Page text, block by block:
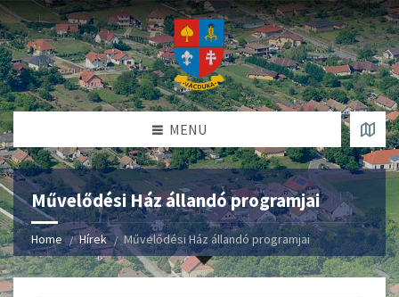
MENU
Művelődési Ház állandó programjai
Home Hírek Művelődési Ház állandó programjai